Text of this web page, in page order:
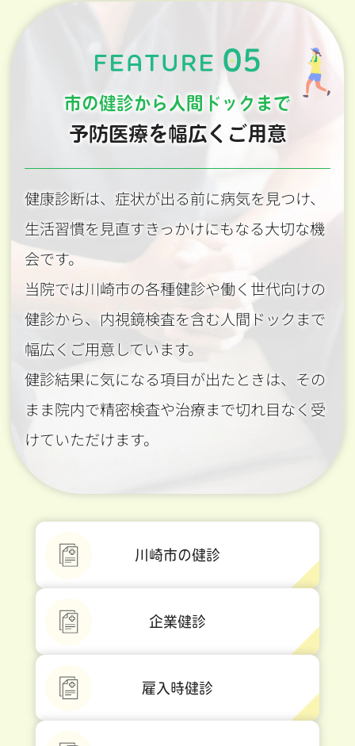
市の健診から人間ドックまで
予防医療を幅広くご用意
健康診断は、症状が出る前に病気を見つけ、
生活習慣を見直すきっかけにもなる大切な機
会です。
当院では川崎市の各種健診や働く世代向けの
健診から、内視鏡検査を含む人間ドックまで
幅広くご用意しています。
健診結果に気になる項目が出たときは、その
まま院内で精密検査や治療まで切れ目なく受
けていただけます。
川崎市の健診
企業健診
雇入時健診